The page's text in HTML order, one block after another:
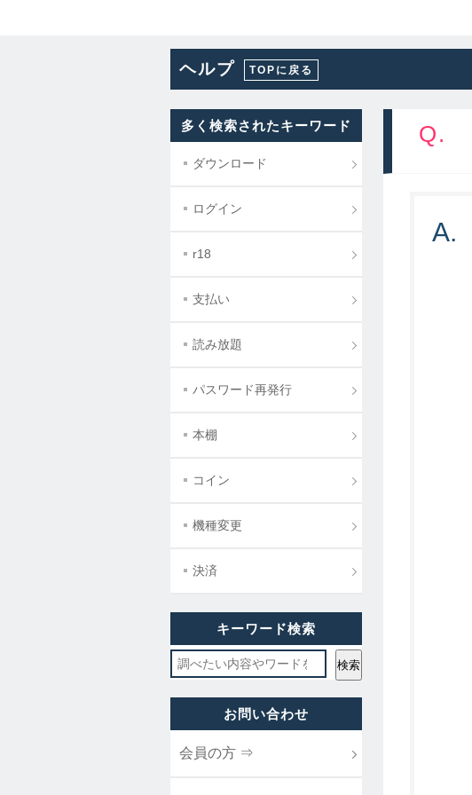
ヘルプ TOPに戻る
Q.
A.
多く検索されたキーワード
ダウンロード
ログイン
r18
支払い
読み放題
パスワード再発行
本棚
コイン
機種変更
決済
キーワード検索
お問い合わせ
会員の方 ⇒